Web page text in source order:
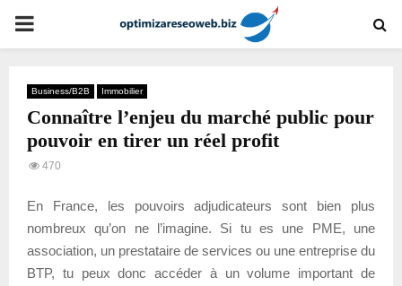
PRIMARY
Business/B2B Immobilier
Connaître l’enjeu du marché public pour
pouvoir en tirer un réel profit
470
En France, les pouvoirs adjudicateurs sont bien plus
nombreux qu’on ne l’imagine. Si tu es une PME, une
association, un prestataire de services ou une entreprise du
BTP, tu peux donc accéder à un volume important de